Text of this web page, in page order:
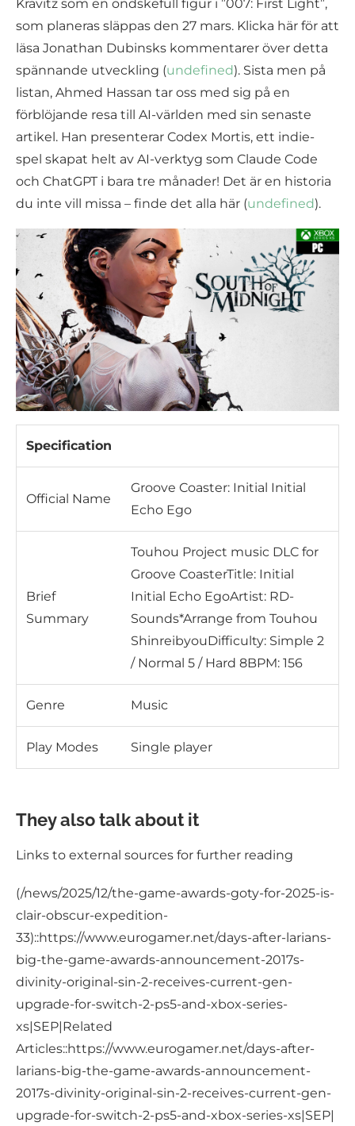
Kravitz som en ondskefull figur i ”007: First Light”,
som planeras släppas den 27 mars. Klicka här för att
läsa Jonathan Dubinsks kommentarer över detta
spännande utveckling (undefined). Sista men på
listan, Ahmed Hassan tar oss med sig på en
förblöjande resa till AI-världen med sin senaste
artikel. Han presenterar Codex Mortis, ett indie-
spel skapat helt av AI-verktyg som Claude Code
och ChatGPT i bara tre månader! Det är en historia
du inte vill missa – finde det alla här (undefined).
Specification
Official Name
Groove Coaster: Initial Initial
Echo Ego
Brief
Summary
Touhou Project music DLC for
Groove CoasterTitle: Initial
Initial Echo EgoArtist: RD-
Sounds*Arrange from Touhou
ShinreibyouDifficulty: Simple 2
/ Normal 5 / Hard 8BPM: 156
Genre Music
Play Modes Single player
They also talk about it
Links to external sources for further reading
(/news/2025/12/the-game-awards-goty-for-2025-is-
clair-obscur-expedition-
33)::https://www.eurogamer.net/days-after-larians-
big-the-game-awards-announcement-2017s-
divinity-original-sin-2-receives-current-gen-
upgrade-for-switch-2-ps5-and-xbox-series-
xs|SEP|Related
Articles::https://www.eurogamer.net/days-after-
larians-big-the-game-awards-announcement-
2017s-divinity-original-sin-2-receives-current-gen-
upgrade-for-switch-2-ps5-and-xbox-series-xs|SEP|